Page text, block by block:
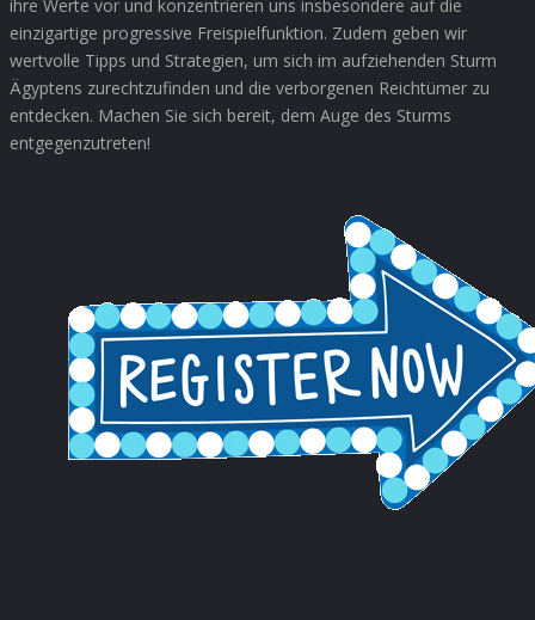
ihre Werte vor und konzentrieren uns insbesondere auf die
einzigartige progressive Freispielfunktion. Zudem geben wir
wertvolle Tipps und Strategien, um sich im aufziehenden Sturm
Ägyptens zurechtzufinden und die verborgenen Reichtümer zu
entdecken. Machen Sie sich bereit, dem Auge des Sturms
entgegenzutreten!